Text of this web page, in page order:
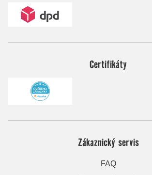
Certifikáty
Zákaznický servis
FAQ